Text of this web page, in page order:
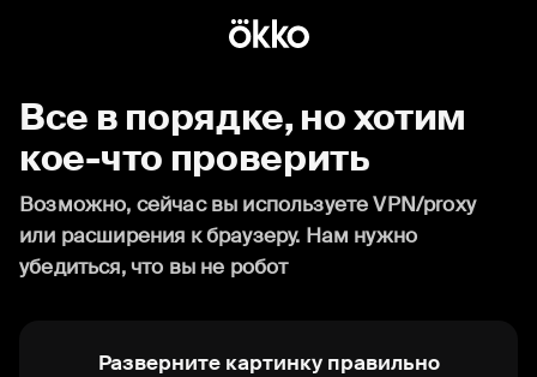
Все в порядке, но хотим
кое-что проверить
Возможно, сейчас вы используете VPN/proxy
или расширения к браузеру. Нам нужно
убедиться, что вы не робот
Разверните картинку правильно